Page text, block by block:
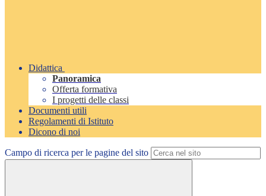
Didattica
Panoramica
Offerta formativa
I progetti delle classi
Documenti utili
Regolamenti di Istituto
Dicono di noi
Campo di ricerca per le pagine del sito